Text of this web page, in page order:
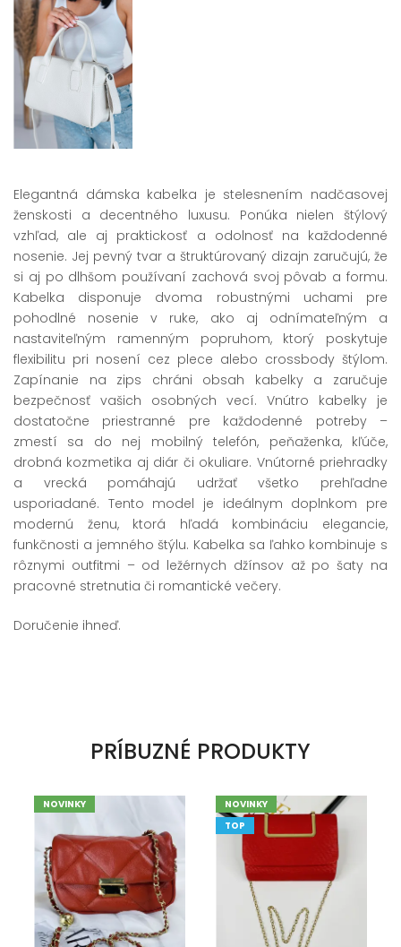
Elegantná dámska kabelka je stelesnením nadčasovej
ženskosti a decentného luxusu. Ponúka nielen štýlový
vzhľad, ale aj praktickosť a odolnosť na každodenné
nosenie. Jej pevný tvar a štruktúrovaný dizajn zaručujú, že
si aj po dlhšom používaní zachová svoj pôvab a formu.
Kabelka disponuje dvoma robustnými uchami pre
pohodlné nosenie v ruke, ako aj odnímateľným a
nastaviteľným ramenným popruhom, ktorý poskytuje
flexibilitu pri nosení cez plece alebo crossbody štýlom.
Zapínanie na zips chráni obsah kabelky a zaručuje
bezpečnosť vašich osobných vecí. Vnútro kabelky je
dostatočne priestranné pre každodenné potreby –
zmestí sa do nej mobilný telefón, peňaženka, kľúče,
drobná kozmetika aj diár či okuliare. Vnútorné priehradky
a vrecká pomáhajú udržať všetko prehľadne
usporiadané. Tento model je ideálnym doplnkom pre
modernú ženu, ktorá hľadá kombináciu elegancie,
funkčnosti a jemného štýlu. Kabelka sa ľahko kombinuje s
rôznymi outfitmi – od ležérnych džínsov až po šaty na
pracovné stretnutia či romantické večery.
Doručenie ihneď.
PRÍBUZNÉ PRODUKTY
NOVINKY
NOVINKY
TOP